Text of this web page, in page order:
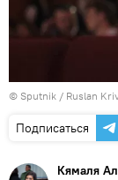
© Sputnik / Ruslan
Подписаться
Кямаля